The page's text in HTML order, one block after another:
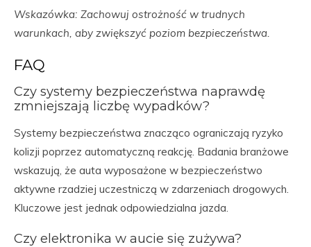
Wskazówka: Zachowuj ostrożność w trudnych
warunkach, aby zwiększyć poziom bezpieczeństwa.
FAQ
Czy systemy bezpieczeństwa naprawdę
zmniejszają liczbę wypadków?
Systemy bezpieczeństwa znacząco ograniczają ryzyko
kolizji poprzez automatyczną reakcję. Badania branżowe
wskazują, że auta wyposażone w bezpieczeństwo
aktywne rzadziej uczestniczą w zdarzeniach drogowych.
Kluczowe jest jednak odpowiedzialna jazda.
Czy elektronika w aucie się zużywa?